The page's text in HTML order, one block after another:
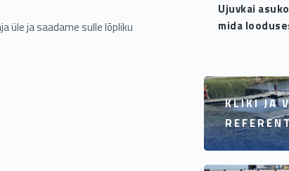
Ujuvkai
mida
KLIKI JA
üle ja saadame sulle lõpliku